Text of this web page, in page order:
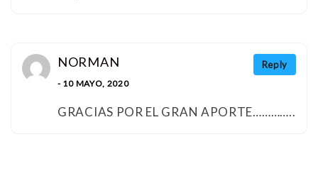
Reply
NORMAN
- 10 MAYO, 2020
GRACIAS POR EL GRAN APORTE…………..